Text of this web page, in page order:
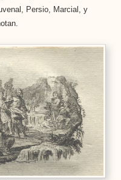
Persio, Marcial, y